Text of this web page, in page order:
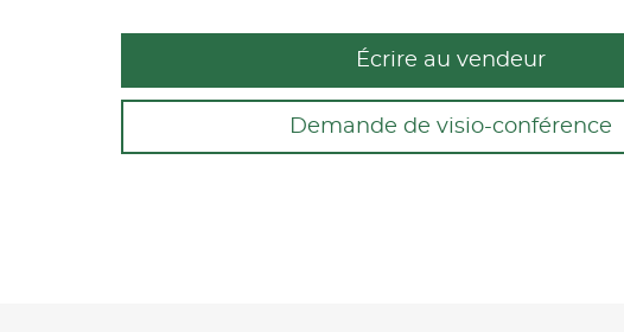
Écrire au vendeur
Demande de visio-conférence